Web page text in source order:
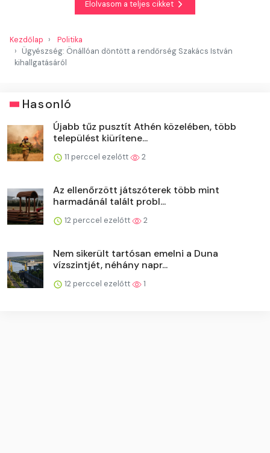
Elolvasom a teljes cikket
Kezdőlap
Politika
Ügyészség: Önállóan döntött a rendőrség Szakács István
kihallgatásáról
Hasonló
Újabb tűz pusztít Athén közelében, több
települést kiürítene...
11 perccel ezelőtt 2
Az ellenőrzött játszóterek több mint
harmadánál talált probl...
12 perccel ezelőtt 2
Nem sikerült tartósan emelni a Duna
vízszintjét, néhány napr...
12 perccel ezelőtt 1